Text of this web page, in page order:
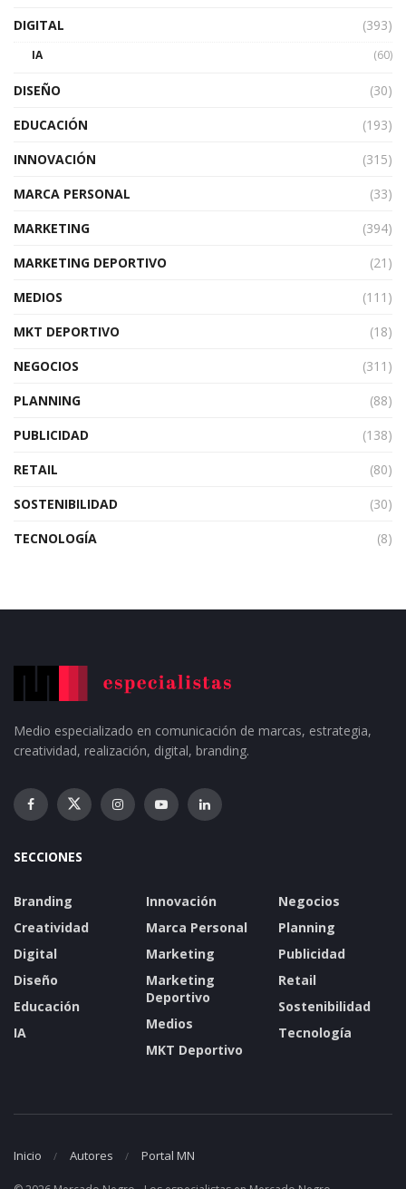
DIGITAL
(393)
IA (60)
DISEÑO
(30)
EDUCACIÓN
(193)
INNOVACIÓN
(315)
MARCA PERSONAL
(33)
MARKETING
(394)
MARKETING DEPORTIVO
(21)
MEDIOS
(111)
MKT DEPORTIVO
(18)
NEGOCIOS
(311)
PLANNING
(88)
PUBLICIDAD
(138)
RETAIL
(80)
SOSTENIBILIDAD
(30)
TECNOLOGÍA
(8)
Medio especializado en comunicación de marcas, estrategia,
creatividad, realización, digital, branding.
SECCIONES
Branding
Creatividad
Digital
Diseño
Educación
IA
Innovación
Marca Personal
Marketing
Marketing
Deportivo
Medios
MKT Deportivo
Negocios
Planning
Publicidad
Retail
Sostenibilidad
Tecnología
Inicio Autores Portal MN